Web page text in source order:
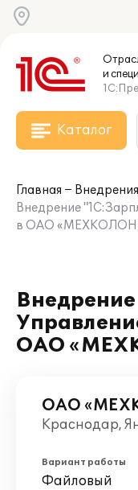
и
Каталог
Главная
Внедрения
Внедрение
в ОАО
ОАО
ОАО
Краснодар,
Вариант работы
Файловый